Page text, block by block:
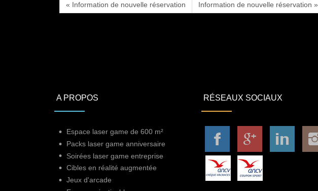
« Information de nouvelle réservation Information de nouvelle réservation »
A PROPOS
Espace laser game de 600 m²
Packs laser game anniversaire
Soirées laser game entreprise
Cibles en réalité augmentée
Jeux d'arcade
RÉSEAUX SOCIAUX